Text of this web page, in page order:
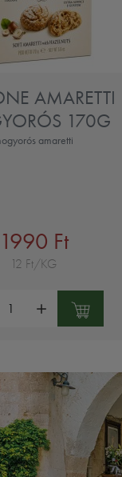
AMARETTI
170G
amaretti
Ft
12 Ft/KG